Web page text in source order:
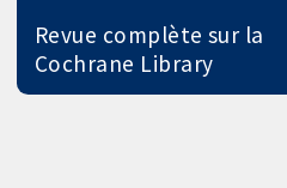
Revue complète sur la
Cochrane Library